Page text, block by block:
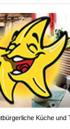
Küche und